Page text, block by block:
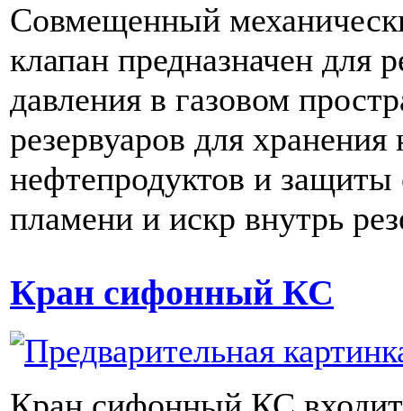
Совмещенный
клапан предназначен для
давления в газовом
резервуаров для
нефтепродуктов и защиты
пламени и искр внутрь
Кран сифонный КС